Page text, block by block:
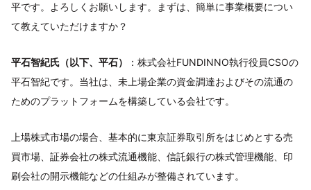
平です。よろしくお願いします。まずは、簡単に事業概要につい
て教えていただけますか？
平石智紀氏（以下、平石）
：株式会社FUNDINNO執行役員CSOの
平石智紀です。当社は、未上場企業の資金調達およびその流通の
ためのプラットフォームを構築している会社です。
上場株式市場の場合、基本的に東京証券取引所をはじめとする売
買市場、証券会社の株式流通機能、信託銀行の株式管理機能、印
刷会社の開示機能などの仕組みが整備されています。